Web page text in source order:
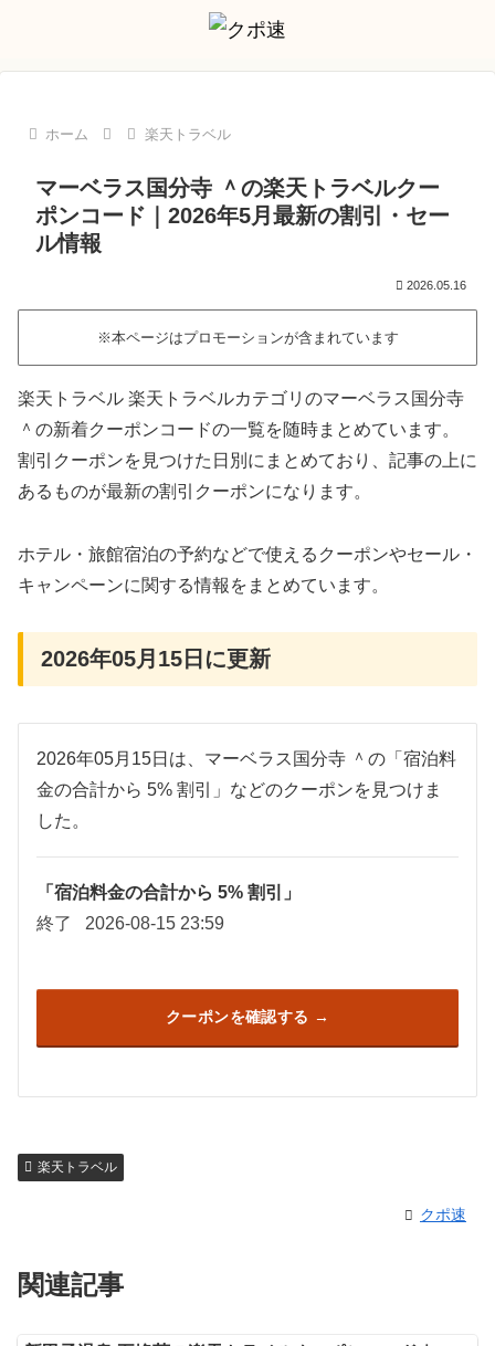
ホーム 楽天トラベル
マーベラス国分寺 ＾の楽天トラベルクー
ポンコード｜2026年5月最新の割引・セー
ル情報
2026.05.16
※本ページはプロモーションが含まれています
楽天トラベル 楽天トラベルカテゴリのマーベラス国分寺
＾の新着クーポンコードの一覧を随時まとめています。
割引クーポンを見つけた日別にまとめており、記事の上に
あるものが最新の割引クーポンになります。
ホテル・旅館宿泊の予約などで使えるクーポンやセール・
キャンペーンに関する情報をまとめています。
2026年05月15日に更新
2026年05月15日は、マーベラス国分寺 ＾の「宿泊料
金の合計から 5% 割引」などのクーポンを見つけま
した。
「宿泊料金の合計から 5% 割引」
終了
2026-08-15 23:59
クーポンを確認する
楽天トラベル
クポ速
関連記事